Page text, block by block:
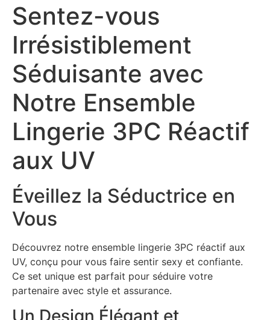
Sentez-vous
Irrésistiblement
Séduisante avec
Notre Ensemble
Lingerie 3PC Réactif
aux UV
Éveillez la Séductrice en
Vous
Découvrez notre ensemble lingerie 3PC réactif aux
UV, conçu pour vous faire sentir sexy et confiante.
Ce set unique est parfait pour séduire votre
partenaire avec style et assurance.
Un Design Élégant et